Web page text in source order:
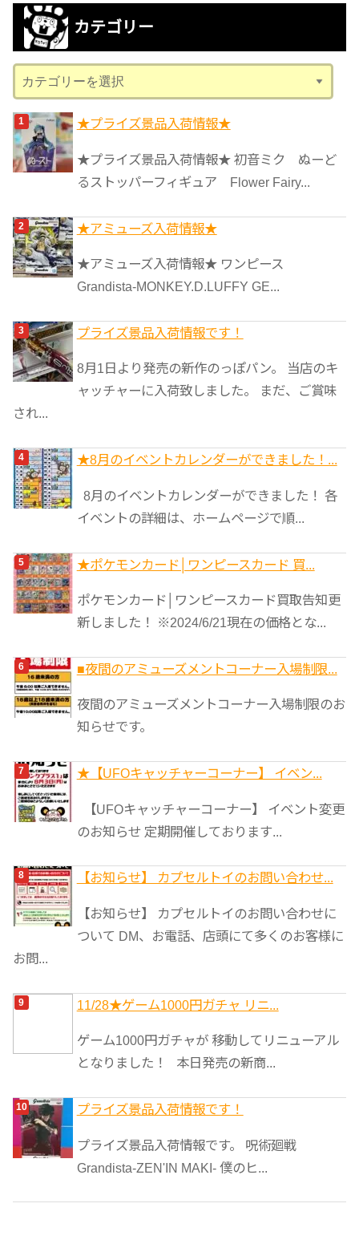
カ
ブ
カテゴリー
テ
ゴ
リ
ー
★プライズ景品入荷情報★
★プライズ景品入荷情報★ 初音ミク ぬーど
るストッパーフィギュア Flower Fairy...
★アミューズ入荷情報★
★アミューズ入荷情報★ ワンピース
Grandista-MONKEY.D.LUFFY GE...
プライズ景品入荷情報です！
8月1日より発売の新作のっぽパン。 当店のキ
ャッチャーに入荷致しました。 まだ、ご賞味
され...
★8月のイベントカレンダーができました！...
8月のイベントカレンダーができました！ 各
イベントの詳細は、ホームページで順...
★ポケモンカード│ワンピースカード 買...
ポケモンカード│ワンピースカード買取告知更
新しました！ ※2024/6/21現在の価格とな...
■夜間のアミューズメントコーナー入場制限...
夜間のアミューズメントコーナー入場制限のお
知らせです。
★【UFOキャッチャーコーナー】 イベン...
【UFOキャッチャーコーナー】 イベント変更
のお知らせ 定期開催しております...
【お知らせ】 カプセルトイのお問い合わせ...
【お知らせ】 カプセルトイのお問い合わせに
ついて DM、お電話、店頭にて多くのお客様に
お問...
11/28★ゲーム1000円ガチャ リニ...
ゲーム1000円ガチャが 移動してリニューアル
となりました！ 本日発売の新商...
プライズ景品入荷情報です！
プライズ景品入荷情報です。 呪術廻戦
Grandista-ZEN'IN MAKI- 僕のヒ...